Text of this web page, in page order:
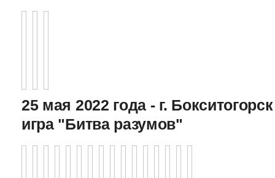
25 мая 2022 года - г.
игра "Битва разумов"